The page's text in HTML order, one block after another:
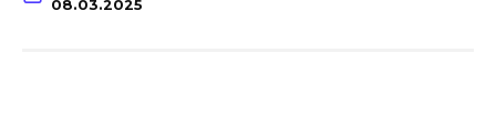
08.03.2025